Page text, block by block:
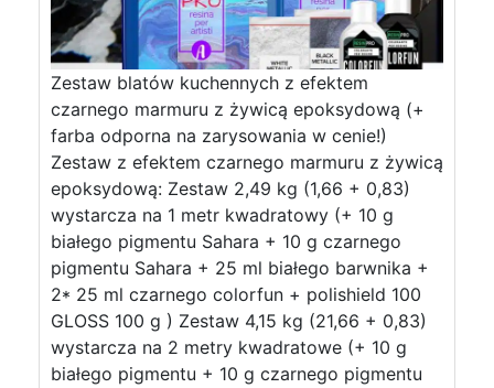
Zestaw blatów kuchennych z efektem
czarnego marmuru z żywicą epoksydową (+
farba odporna na zarysowania w cenie!)
Zestaw z efektem czarnego marmuru z żywicą
epoksydową: Zestaw 2,49 kg (1,66 + 0,83)
wystarcza na 1 metr kwadratowy (+ 10 g
białego pigmentu Sahara + 10 g czarnego
pigmentu Sahara + 25 ml białego barwnika +
2* 25 ml czarnego colorfun + polishield 100
GLOSS 100 g ) Zestaw 4,15 kg (21,66 + 0,83)
wystarcza na 2 metry kwadratowe (+ 10 g
białego pigmentu + 10 g czarnego pigmentu